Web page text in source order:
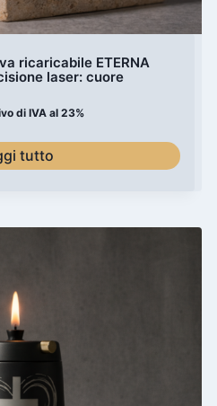
ricaricabile ETERNA
laser: cuore
di IVA al 23%
tutto